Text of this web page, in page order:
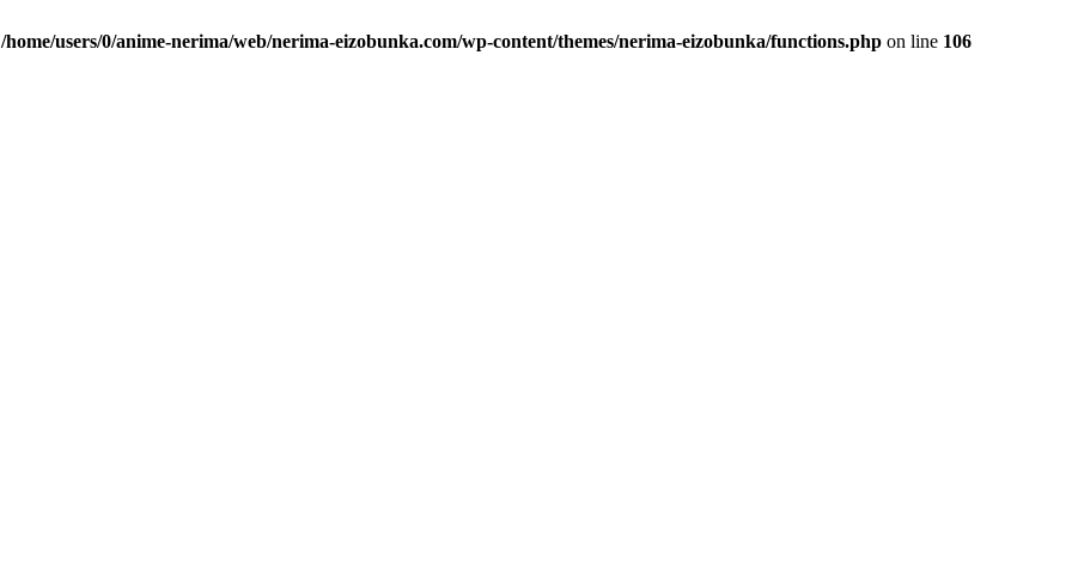
/home/users/0/anime-nerima/web/nerima-eizobunka.com/wp-content/themes/nerima-eizobunka/functions.php on line 106